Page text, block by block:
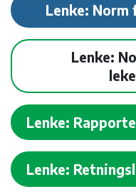
Lenke: Norm
Lenke:
Lenke:
Lenke: